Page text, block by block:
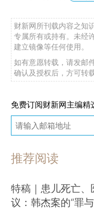
财新网所刊载内容之知
专属所有或持有。未经
建立镜像等任何使用。
如有意愿转载，请发邮
确认及授权后，方可转载
免费订阅财新网主编精
推荐阅读
特稿｜患儿死亡、
议：韩杰案的“罪